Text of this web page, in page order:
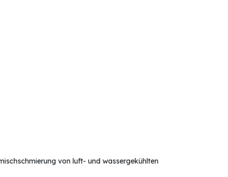
von luft- und wassergekühlten